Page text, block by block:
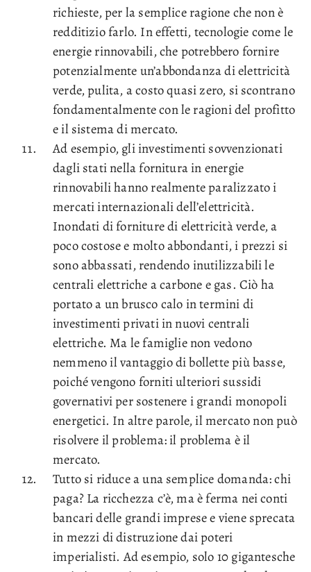
richieste, per la semplice ragione che non è
redditizio farlo. In effetti, tecnologie come le
energie rinnovabili, che potrebbero fornire
potenzialmente un’abbondanza di elettricità
verde, pulita, a costo quasi zero, si scontrano
fondamentalmente con le ragioni del profitto
e il sistema di mercato.
Ad esempio, gli investimenti sovvenzionati
dagli stati nella fornitura in energie
rinnovabili hanno realmente paralizzato i
mercati internazionali dell’elettricità.
Inondati di forniture di elettricità verde, a
poco costose e molto abbondanti, i prezzi si
sono abbassati, rendendo inutilizzabili le
centrali elettriche a carbone e gas. Ciò ha
portato a un brusco calo in termini di
investimenti privati in nuovi centrali
elettriche. Ma le famiglie non vedono
nemmeno il vantaggio di bollette più basse,
poiché vengono forniti ulteriori sussidi
governativi per sostenere i grandi monopoli
energetici. In altre parole, il mercato non può
risolvere il problema: il problema è il
mercato.
Tutto si riduce a una semplice domanda: chi
paga? La ricchezza c’è, ma è ferma nei conti
bancari delle grandi imprese e viene sprecata
in mezzi di distruzione dai poteri
imperialisti. Ad esempio, solo 10 gigantesche